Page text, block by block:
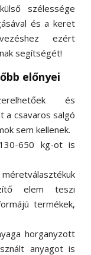
szélessége
és a keret
ezért
segítségét!
előnyei
és
a csavaros salgó
sem kellenek.
650 kg-ot is
elem teszi
termékek,
horganyzott
anyagot is